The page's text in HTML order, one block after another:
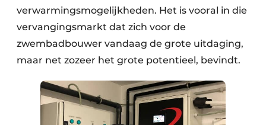
verwarmingsmogelijkheden. Het is vooral in die
vervangingsmarkt dat zich voor de
zwembadbouwer vandaag de grote uitdaging,
maar net zozeer het grote potentieel, bevindt.